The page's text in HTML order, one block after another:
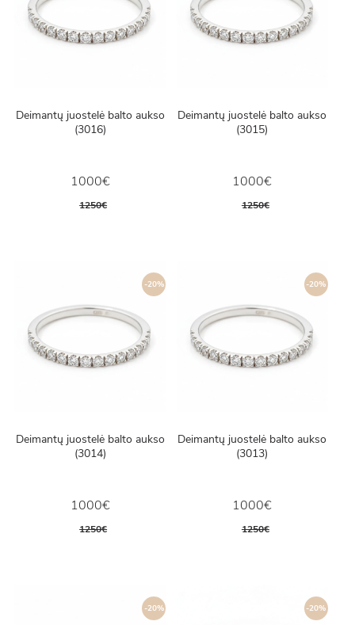
Deimantų juostelė balto aukso
(3016)
1000€
1250€
Deimantų juostelė balto aukso
(3015)
1000€
1250€
-20%
Deimantų juostelė balto aukso
(3014)
1000€
1250€
-20%
Deimantų juostelė balto aukso
(3013)
1000€
1250€
-20% -20%